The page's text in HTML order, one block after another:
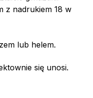
z nadrukiem 18 w
lub helem.
się unosi.